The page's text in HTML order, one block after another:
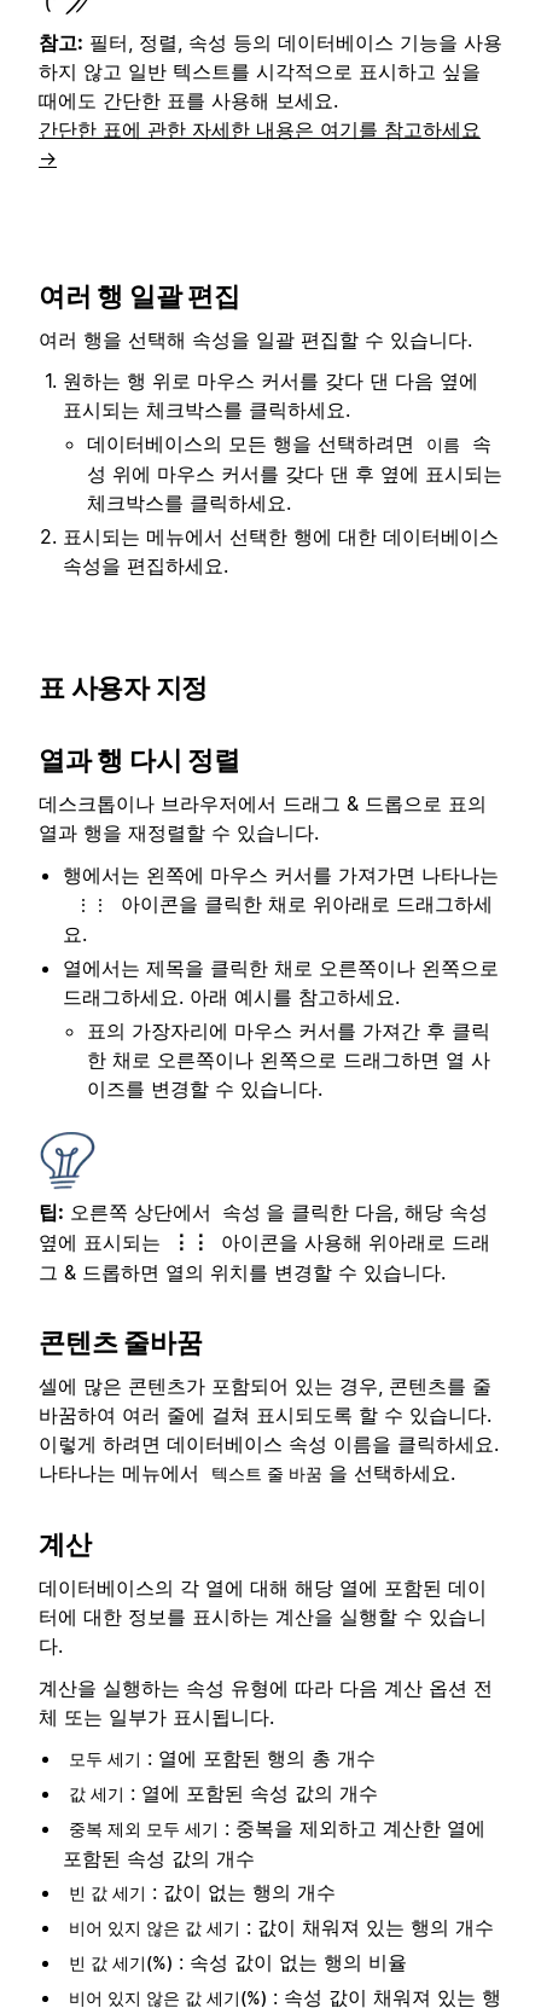
참고: 필터, 정렬, 속성 등의 데이터베이스 기능을 사용
하지 않고 일반 텍스트를 시각적으로 표시하고 싶을
때에도 간단한 표를 사용해 보세요.
간단한 표에 관한 자세한 내용은 여기를 참고하세요
→
여러 행 일괄 편집
여러 행을 선택해 속성을 일괄 편집할 수 있습니다.
원하는 행 위로 마우스 커서를 갖다 댄 다음 옆에
표시되는 체크박스를 클릭하세요.
데이터베이스의 모든 행을 선택하려면
이름
속
성 위에 마우스 커서를 갖다 댄 후 옆에 표시되는
체크박스를 클릭하세요.
표시되는 메뉴에서 선택한 행에 대한 데이터베이스
속성을 편집하세요.
표 사용자 지정
열과 행 다시 정렬
데스크톱이나 브라우저에서 드래그 & 드롭으로 표의
열과 행을 재정렬할 수 있습니다.
행에서는 왼쪽에 마우스 커서를 가져가면 나타나는
⋮⋮
아이콘을 클릭한 채로 위아래로 드래그하세
요.
열에서는 제목을 클릭한 채로 오른쪽이나 왼쪽으로
드래그하세요. 아래 예시를 참고하세요.
표의 가장자리에 마우스 커서를 가져간 후 클릭
한 채로 오른쪽이나 왼쪽으로 드래그하면 열 사
이즈를 변경할 수 있습니다.
팁: 오른쪽 상단에서 속성 을 클릭한 다음, 해당 속성
옆에 표시되는
⋮⋮
아이콘을 사용해 위아래로 드래
그 & 드롭하면 열의 위치를 변경할 수 있습니다.
콘텐츠 줄바꿈
셀에 많은 콘텐츠가 포함되어 있는 경우, 콘텐츠를 줄
바꿈하여 여러 줄에 걸쳐 표시되도록 할 수 있습니다.
이렇게 하려면 데이터베이스 속성 이름을 클릭하세요.
나타나는 메뉴에서
텍스트 줄 바꿈 을 선택하세요.
계산
데이터베이스의 각 열에 대해 해당 열에 포함된 데이
터에 대한 정보를 표시하는 계산을 실행할 수 있습니
다.
계산을 실행하는 속성 유형에 따라 다음 계산 옵션 전
체 또는 일부가 표시됩니다.
모두 세기 : 열에 포함된 행의 총 개수
값 세기 : 열에 포함된 속성 값의 개수
중복 제외 모두 세기 : 중복을 제외하고 계산한 열에
포함된 속성 값의 개수
빈 값 세기 : 값이 없는 행의 개수
비어 있지 않은 값 세기 : 값이 채워져 있는 행의 개수
빈 값 세기(%) : 속성 값이 없는 행의 비율
비어 있지 않은 값 세기(%) : 속성 값이 채워져 있는 행